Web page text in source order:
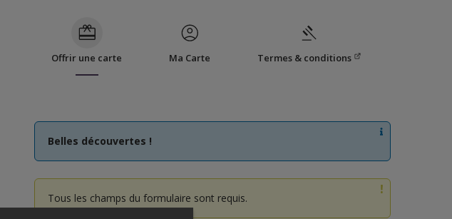
Offrir une carte Ma Carte Termes & conditions
Belles découvertes !
Tous les champs du formulaire sont requis.